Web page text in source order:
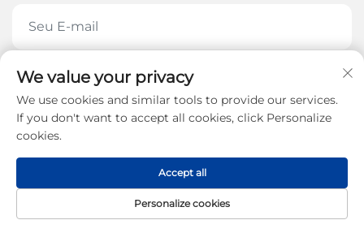
ASSINE AGORA
Direitos autorais © 2026 pela Jinan Arrow Machinery
Co., Ltd. - Política de Privacidade
We value your privacy
We use cookies and similar tools to provide our services.
If you don't want to accept all cookies, click Personalize
cookies.
Personalize cookies
Accept all